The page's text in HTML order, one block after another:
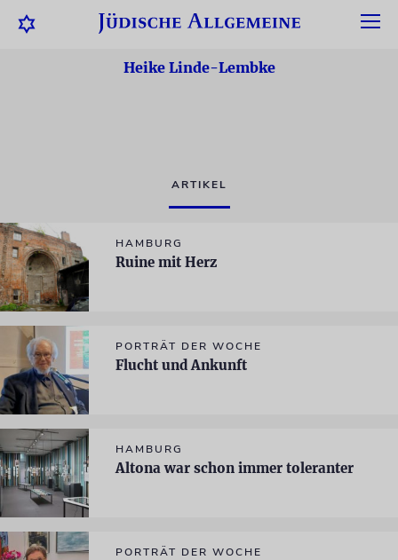
Heike Linde-Lembke
ARTIKEL
HAMBURG
Ruine mit Herz
PORTRÄT DER WOCHE
Flucht und Ankunft
HAMBURG
Altona war schon immer toleranter
PORTRÄT DER WOCHE